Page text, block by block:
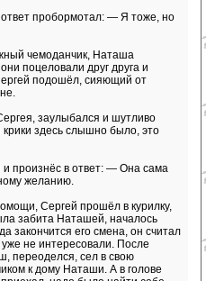
пробормотал: — Я тоже, но
чемоданчик, Наташа
поцеловали друг друга и
подошёл, сияющий от
заулыбался и шутливо
здесь слышно было, это
произнёс в ответ: — Она сама
желанию.
Сергей прошёл в курилку,
забита Наташей, началось
закончится его смена, он считал
не интересовали. После
переоделся, сел в свою
к дому Наташи. А в голове